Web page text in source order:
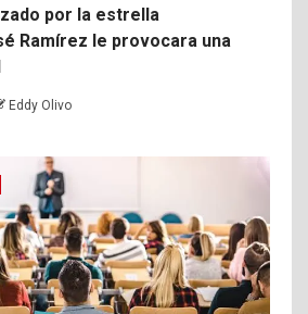
por la estrella
Ramírez le provocara una
Eddy Olivo